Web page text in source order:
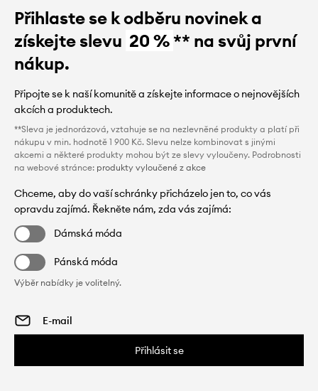
Přihlaste se k odběru novinek a
získejte slevu 20 %** na svůj první
nákup.
Připojte se k naší komunitě a získejte informace o nejnovějších
akcích a produktech.
**Sleva je jednorázová, vztahuje se na nezlevněné produkty a platí při
nákupu v min. hodnotě 1 900 Kč. Slevu nelze kombinovat s jinými
akcemi a některé produkty mohou být ze slevy vyloučeny. Podrobnosti
na webové stránce: produkty vyloučené z akce
Chceme, aby do vaší schránky přicházelo jen to, co vás
opravdu zajímá. Řekněte nám, zda vás zajímá:
Dámská móda
Pánská móda
Výběr nabídky je volitelný.
Přihlásit se